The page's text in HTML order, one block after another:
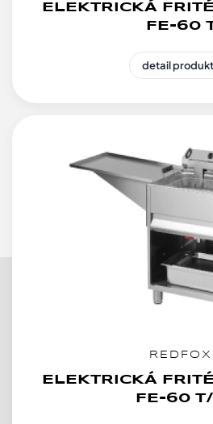
ELEKTRICKÁ
FE-60
detail
REDFOX
ELEKTRICKÁ
FE-60